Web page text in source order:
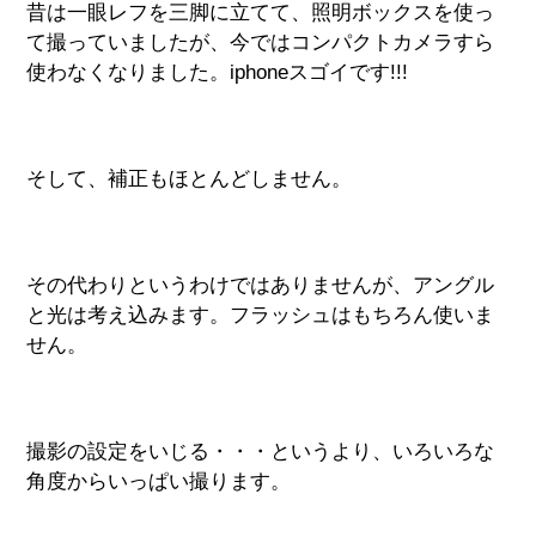
昔は一眼レフを三脚に立てて、照明ボックスを使っ
て撮っていましたが、今ではコンパクトカメラすら
使わなくなりました。iphoneスゴイです!!!
そして、補正もほとんどしません。
その代わりというわけではありませんが、アングル
と光は考え込みます。フラッシュはもちろん使いま
せん。
撮影の設定をいじる・・・というより、いろいろな
角度からいっぱい撮ります。